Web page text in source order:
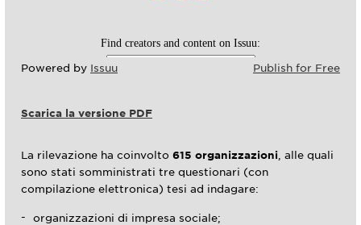
Powered by Issuu Publish for Free
Scarica la versione PDF
La rilevazione ha coinvolto 615 organizzazioni , alle quali
sono stati somministrati tre questionari (con
compilazione elettronica) tesi ad indagare:
organizzazioni di impresa sociale;